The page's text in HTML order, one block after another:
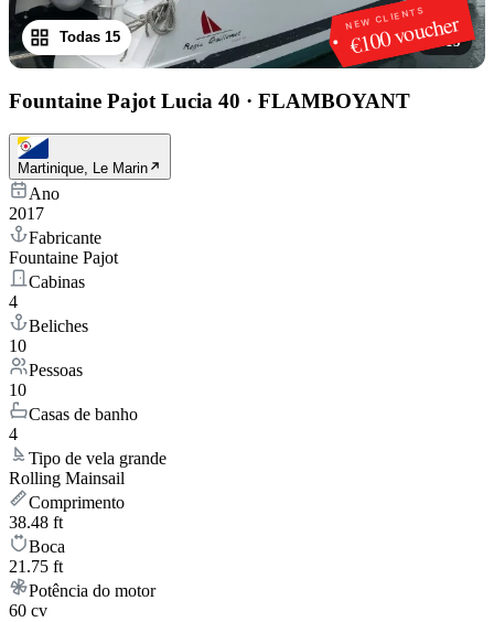
NEW CLIENTS
€100 voucher
1/15
Todas 15
Fountaine Pajot Lucia 40 · FLAMBOYANT
Martinique, Le Marin
Ano
2017
Fabricante
Fountaine Pajot
Cabinas
4
Beliches
10
Pessoas
10
Casas de banho
4
Tipo de vela grande
Rolling Mainsail
Comprimento
38.48 ft
Boca
21.75 ft
Potência do motor
60 cv